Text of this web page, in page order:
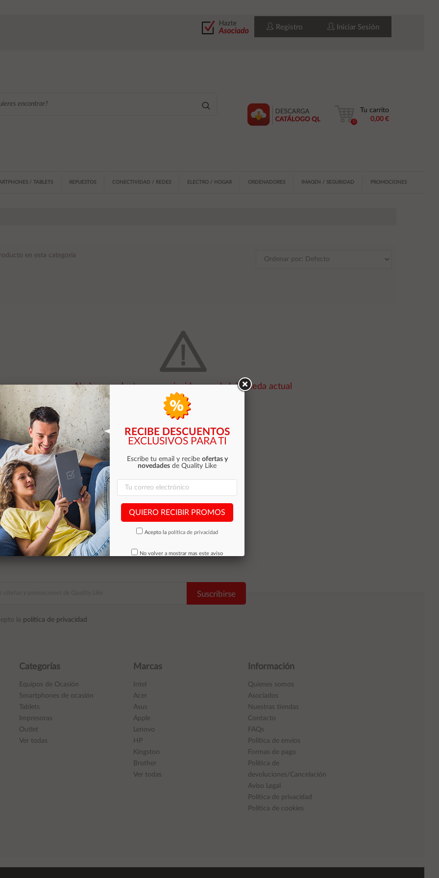
Registro Iniciar Sesión
Tu carrito
0,00 €
0
/ TABLETS REPUESTOS CONECTIVIDAD / REDES ELECTRO / HOGAR ORDENADORES IMAGEN / SEGURIDAD PROMOCIONES
en esta categoría
No hay productos que coincidan con la búsqueda actual
VOLVER A LA TIENDA
Suscribirse
la política de privacidad
Categorías
Equipos de Ocasión
Smartphones de ocasión
Tablets
Impresoras
Outlet
Ver todas
Marcas
Intel
Acer
Asus
Apple
Lenovo
HP
Kingston
Brother
Ver todas
Información
Quienes somos
Asociados
Nuestras tiendas
Contacto
FAQs
Política de envíos
Formas de pago
Política de
devoluciones/Cancelación
Aviso Legal
Política de privacidad
Política de cookies
RECIBE DESCUENTOS
EXCLUSIVOS PARA TI
Escribe tu email y recibe ofertas y
novedades de Quality Like
QUIERO RECIBIR PROMOS
Acepto la política de privacidad
No volver a mostrar mas este aviso